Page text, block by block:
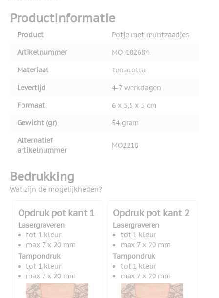
Productinformatie
Product
Potje met muntzaadjes
Artikelnummer
MO-102684
Materiaal
Terracotta
Levertijd
4-7 werkdagen
Formaat
6 x 5,5 x 5 cm
Gewicht (gr)
54 gram
Alternatief
artikelnummer
MO2218
Bedrukking
Wat zijn de mogelijkheden?
Opdruk pot kant 1
Lasergraveren
tot 1 kleur
max 7 x 20 mm
Tampondruk
tot 1 kleur
max 7 x 20 mm
Opdruk pot kant 2
Lasergraveren
tot 1 kleur
max 7 x 20 mm
Tampondruk
tot 1 kleur
max 7 x 20 mm